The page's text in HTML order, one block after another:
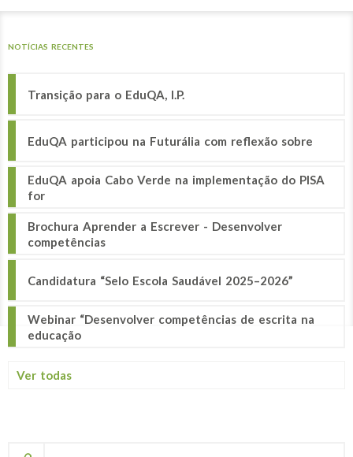
NOTÍCIAS RECENTES
Transição para o EduQA, I.P.
EduQA participou na Futurália com reflexão sobre
EduQA apoia Cabo Verde na implementação do PISA
for
Brochura Aprender a Escrever - Desenvolver
competências
Candidatura “Selo Escola Saudável 2025–2026”
Webinar “Desenvolver competências de escrita na
educação
Ver todas